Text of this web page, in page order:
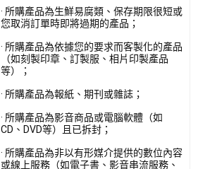
· 所購產品為生鮮易腐類、保存期限很短或
您取消訂單時即將過期的產品；
· 所購產品為依據您的要求而客製化的產品
（如刻製印章、訂製服、相片印製產品
等）；
· 所購產品為報紙、期刊或雜誌；
· 所購產品為影音商品或電腦軟體（如
CD、DVD等）且已拆封；
· 所購產品為非以有形媒介提供的數位內容
或線上服務（如電子書、影音串流服務、